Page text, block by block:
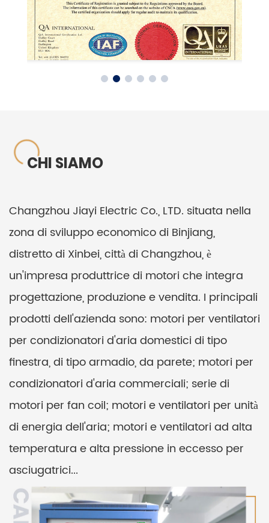
CHI SIAMO
Changzhou Jiayi Electric Co., LTD. situata nella
zona di sviluppo economico di Binjiang,
distretto di Xinbei, città di Changzhou, è
un'impresa produttrice di motori che integra
progettazione, produzione e vendita. I principali
prodotti dell'azienda sono: motori per ventilatori
per condizionatori d'aria domestici di tipo
finestra, di tipo armadio, da parete; motori per
condizionatori d'aria commerciali; serie di
motori per fan coil; motori e ventilatori per unità
di energia dell'aria; motori e ventilatori ad alta
temperatura e alta pressione in eccesso per
asciugatrici...